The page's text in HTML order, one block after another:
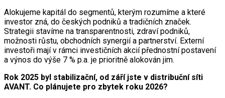
Alokujeme kapitál do segmentů, kterým rozumíme a které
investor zná, do českých podniků a tradičních značek.
Strategii stavíme na transparentnosti, zdraví podniků,
možnosti růstu, obchodních synergií a partnerství. Externí
investoři mají v rámci investičních akcií přednostní postavení
a výnos do výše 7 % p.a. je prioritně alokován jim.
Rok 2025 byl stabilizační, od září jste v distribuční síti
AVANT. Co plánujete pro zbytek roku 2026?